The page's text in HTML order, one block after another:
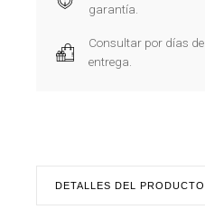
garantía.
Consultar por días de
entrega.
DETALLES DEL PRODUCTO